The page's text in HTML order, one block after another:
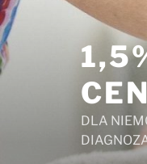
Przejdź
do
treści
DLA